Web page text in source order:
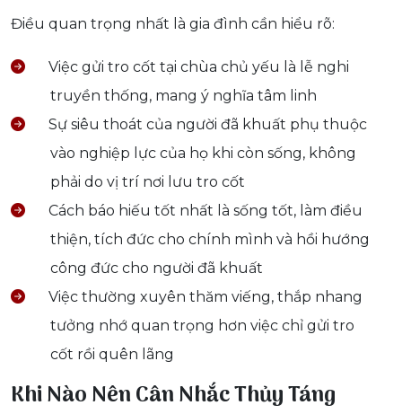
Điều quan trọng nhất là gia đình cần hiểu rõ:
Việc gửi tro cốt tại chùa chủ yếu là lễ nghi
truyền thống, mang ý nghĩa tâm linh
Sự siêu thoát của người đã khuất phụ thuộc
vào nghiệp lực của họ khi còn sống, không
phải do vị trí nơi lưu tro cốt
Cách báo hiếu tốt nhất là sống tốt, làm điều
thiện, tích đức cho chính mình và hồi hướng
công đức cho người đã khuất
Việc thường xuyên thăm viếng, thắp nhang
tưởng nhớ quan trọng hơn việc chỉ gửi tro
cốt rồi quên lãng
Khi Nào Nên Cân Nhắc Thủy Táng